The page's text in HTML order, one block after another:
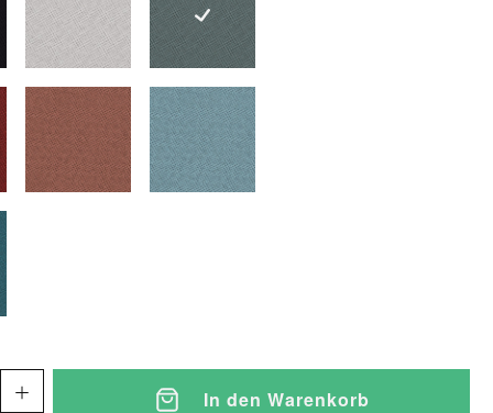
1371hellgrau 1372mittelgrau
1374rosé 1375blaugrau
In den Warenkorb